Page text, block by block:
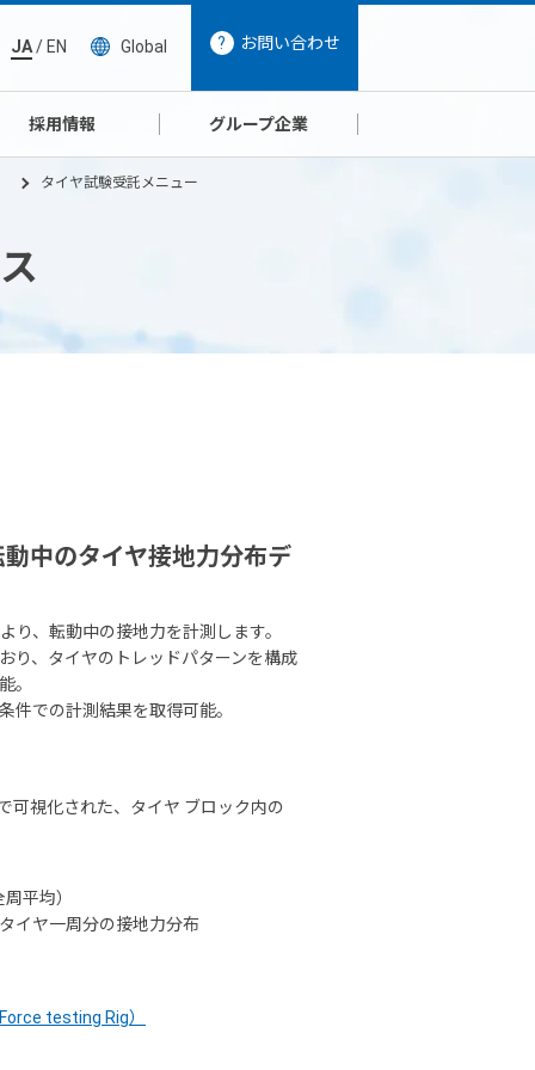
JA/ EN Global お問い合わせ
採用情報 グループ企業
タイヤ試験受託メニュー
中のタイヤ接地力分布デ
、転動中の接地力を計測します。
り、タイヤのトレッドパターンを構成
。
件での計測結果を取得可能。
視化された、タイヤ ブロック内の
平均）
イヤ一周分の接地力分布
testing Rig）